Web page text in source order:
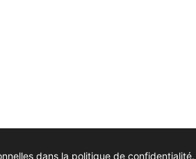
dans la politique de confidentialité.